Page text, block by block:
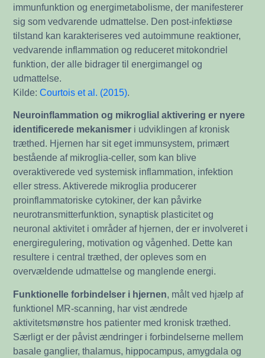
immunfunktion og energimetabolisme, der manifesterer
sig som vedvarende udmattelse. Den post-infektiøse
tilstand kan karakteriseres ved autoimmune reaktioner,
vedvarende inflammation og reduceret mitokondriel
funktion, der alle bidrager til energimangel og
udmattelse.
Kilde:Courtois et al. (2015)
Neuroinflammation og mikroglial aktivering er nyere
identificerede mekanismer i udviklingen af kronisk
træthed. Hjernen har sit eget immunsystem, primært
bestående af mikroglia-celler, som kan blive
overaktiverede ved systemisk inflammation, infektion
eller stress. Aktiverede mikroglia producerer
proinflammatoriske cytokiner, der kan påvirke
neurotransmitterfunktion, synaptisk plasticitet og
neuronal aktivitet i områder af hjernen, der er involveret i
energiregulering, motivation og vågenhed. Dette kan
resultere i central træthed, der opleves som en
overvældende udmattelse og manglende energi.
Funktionelle forbindelser i hjernen, målt ved hjælp af
funktionel MR-scanning, har vist ændrede
aktivitetsmønstre hos patienter med kronisk træthed.
Særligt er der påvist ændringer i forbindelserne mellem
basale ganglier, thalamus, hippocampus, amygdala og